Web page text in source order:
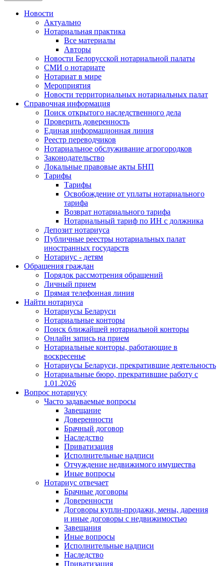
Новости
Актуально
Нотариальная практика
Все материалы
Авторы
Новости Белорусской нотариальной палаты
СМИ о нотариате
Нотариат в мире
Мероприятия
Новости территориальных нотариальных палат
Справочная информация
Поиск открытого наследственного дела
Проверить доверенность
Единая информационная линия
Реестр переводчиков
Нотариальное обслуживание агрогородков
Законодательство
Локальные правовые акты БНП
Тарифы
Тарифы
Освобождение от уплаты нотариального
тарифа
Возврат нотариального тарифа
Нотариальный тариф по ИН с должника
Депозит нотариуса
Публичные реестры нотариальных палат
иностранных государств
Нотариус - детям
Обращения граждан
Порядок рассмотрения обращений
Личный прием
Прямая телефонная линия
Найти нотариуса
Нотариусы Беларуси
Нотариальные конторы
Поиск ближайшей нотариальной конторы
Онлайн запись на прием
Нотариальные конторы, работающие в
воскресенье
Нотариусы Беларуси, прекратившие деятельность
Нотариальные бюро, прекратившие работу с
1.01.2026
Вопрос нотариусу
Часто задаваемые вопросы
Завещание
Доверенности
Брачный договор
Наследство
Приватизация
Исполнительные надписи
Отчуждение недвижимого имущества
Иные вопросы
Нотариус отвечает
Брачные договоры
Доверенности
Договоры купли-продажи, мены, дарения
и иные договоры с недвижимостью
Завещания
Иные вопросы
Исполнительные надписи
Наследство
Приватизация